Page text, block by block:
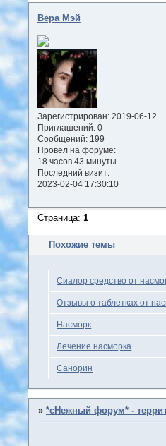
Вера Мэй
Зарегистрирован: 2019-06-12
Приглашений:0
Сообщений:199
Провел на форуме:
18 часов 43 минуты
Последний визит:
2023-02-04 17:30:10
Страница: 1
Похожие темы
Сиалор средство от
Отзывы о таблетках от
Насморк
Лечение насморка
Санорин
» *сНежный форум* -